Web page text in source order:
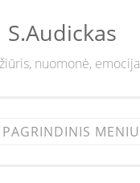
S.Audickas
nuomonė, emocija
PAGRINDINIS MENIU